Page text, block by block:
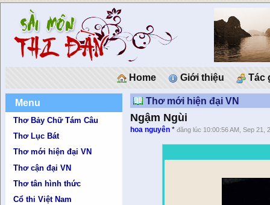
Home Giới thiệu Tác
Menu
Thơ Bảy Chữ Tám Câu
Thơ Lục Bát
Thơ mới hiện đại VN
Thơ cận đại VN
Thơ tân hình thức
Cổ thi Việt Nam
Thơ mới hiện đại VN
Ngậm Ngùi
hoa nguyên *đăng lúc 10:00:56 AM, Sep 21,